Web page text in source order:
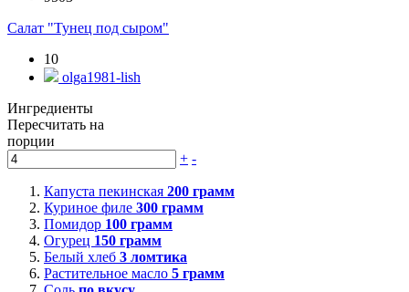
Салат "Тунец под сыром"
10
olga1981-lish
Ингредиенты
Пересчитать на
порции
+ -
Капуста пекинская 200 грамм
Куриное филе 300 грамм
Помидор 100 грамм
Огурец 150 грамм
Белый хлеб 3 ломтика
Растительное масло 5 грамм